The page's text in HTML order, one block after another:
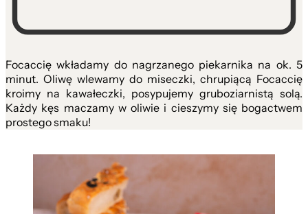
Focaccię wkładamy do nagrzanego piekarnika na ok. 5
minut. Oliwę wlewamy do miseczki, chrupiącą Focaccię
kroimy na kawałeczki, posypujemy gruboziarnistą solą.
Każdy kęs maczamy w oliwie i cieszymy się bogactwem
prostego smaku!